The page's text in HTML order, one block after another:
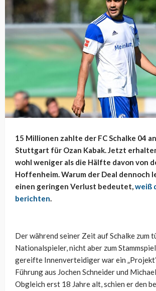
15 Millionen zahlte der FC Schalke 04
Stuttgart für Ozan Kabak. Jetzt
wohl weniger als die Hälfte davon von
Hoffenheim. Warum der Deal dennoch
einen geringen Verlust bedeutet,weiß
berichten.
Der während seiner Zeit auf Schalke zum
Nationalspieler, nicht aber zum
gereifte Innenverteidiger war ein
Führung aus Jochen Schneider und
Obgleich erst 18 Jahre alt, schien er den